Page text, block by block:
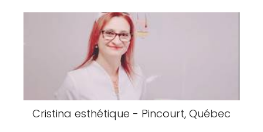
Cristina esthétique - Pincourt, Québec